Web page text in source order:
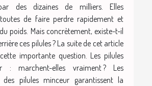
des dizaines de milliers. Elles
de faire perdre rapidement et
poids. Mais concrètement, existe-t-il
ces pilules ? La suite de cet article
importante question. Les pilules
: marchent-elles vraiment ? Les
des pilules minceur garantissent la